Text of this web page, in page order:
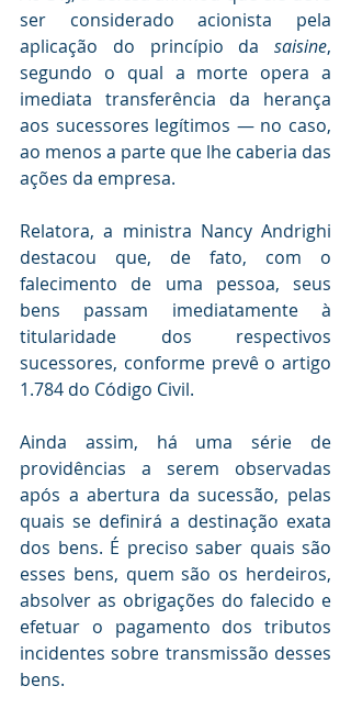
ser considerado acionista pela
aplicação do princípio da saisine,
segundo o qual a morte opera a
imediata transferência da herança
aos sucessores legítimos — no caso,
ao menos a parte que lhe caberia das
ações da empresa.
Relatora, a ministra Nancy Andrighi
destacou que, de fato, com o
falecimento de uma pessoa, seus
bens passam imediatamente à
titularidade dos respectivos
sucessores, conforme prevê o artigo
1.784 do Código Civil.
Ainda assim, há uma série de
providências a serem observadas
após a abertura da sucessão, pelas
quais se definirá a destinação exata
dos bens. É preciso saber quais são
esses bens, quem são os herdeiros,
absolver as obrigações do falecido e
efetuar o pagamento dos tributos
incidentes sobre transmissão desses
bens.